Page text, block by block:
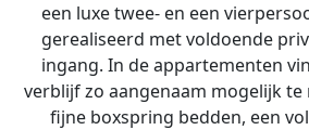
een luxe twee- en een
gerealiseerd met voldoende
ingang. In de appartementen
verblijf zo aangenaam mogelijk
fijne boxspring bedden, een